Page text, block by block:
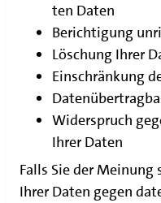
ten Daten
Berich­ti­gung
Löschung Ihrer
Ein­schrän­kung
Wider­spruch
Ihrer Daten
Falls Sie der Mei­nung
Ihrer Daten gegen